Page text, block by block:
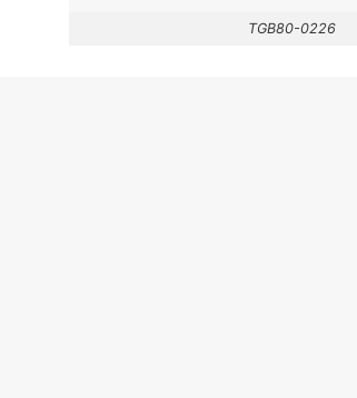
TGB80-0226